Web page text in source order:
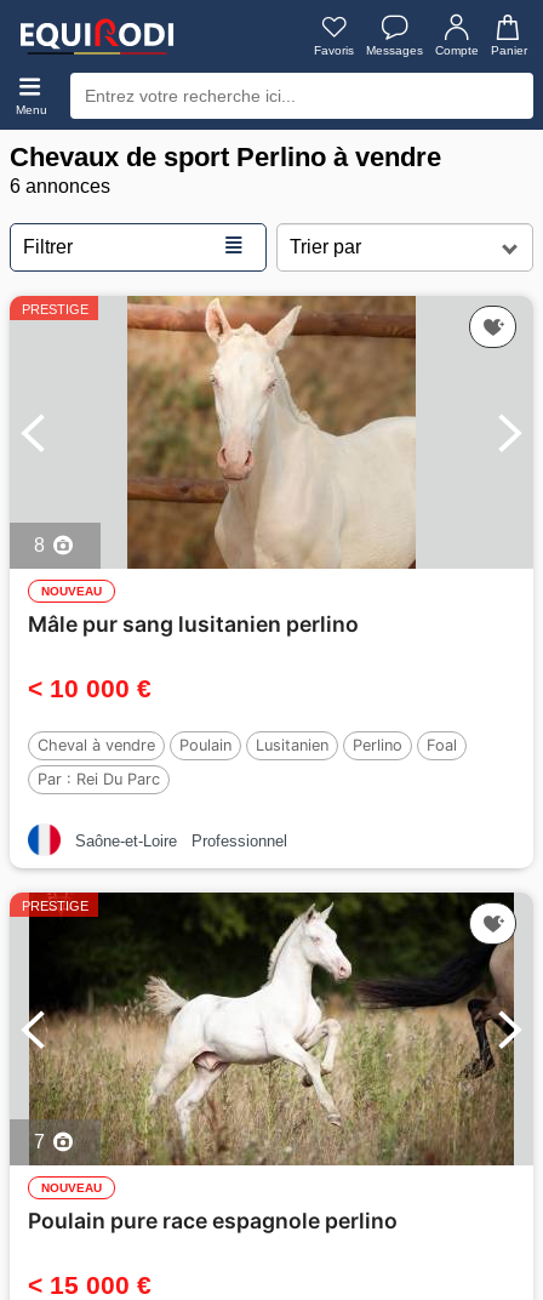
Favoris Messages Compte Panier
Menu
Chevaux de sport Perlino à vendre
6 annonces
Filtrer ≣
PRESTIGE
8
NOUVEAU
Mâle pur sang lusitanien perlino
< 10 000 €
Cheval à vendre Poulain Lusitanien Perlino
Foal
Par : Rei Du Parc
Saône-et-Loire Professionnel
PRESTIGE
7
NOUVEAU
Poulain pure race espagnole perlino
< 15 000 €